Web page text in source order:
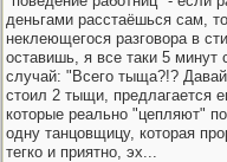
деньгами расстаёшься сам,
неклеющегося разговора в
оставишь, я все таки 5
случай: "Всего тыща?!?
стоил 2 тыщи, предлагается
которые реально "цепляют"
одну танцовщицу, которая
тегко и приятно, эх...